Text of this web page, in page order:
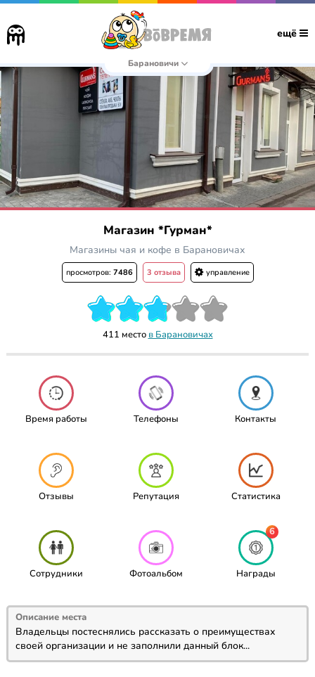
ещё
Барановичи
Магазин *Гурман*
Магазины чая и кофе в Барановичах
просмотров: 7486 3 отзыва управление
411 место в Барановичах
Время работы Телефоны Контакты
Отзывы Репутация Статистика
Сотрудники Фотоальбом
6
Награды
Описание места
Владельцы постеснялись рассказать о преимуществах
своей организации и не заполнили данный блок...